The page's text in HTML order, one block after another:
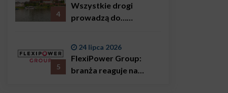
4
Wszystkie drogi
prowadzą do…
5
24 lipca 2026
FlexiPower Group:
branża reaguje na